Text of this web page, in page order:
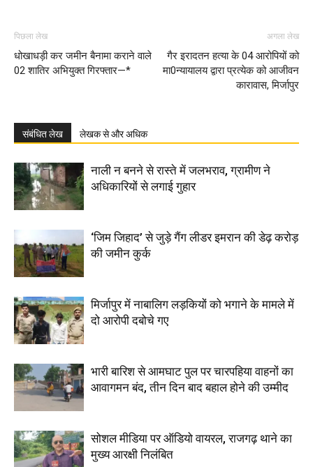
पिछला लेख
धोखाधड़ी कर जमीन बैनामा कराने वाले
02 शातिर अभियुक्त गिरफ्तार—*
अगला लेख
गैर इरादतन हत्या के 04 आरोपियों को
मा0न्यायालय द्वारा प्रत्येक को आजीवन
कारावास, मिर्जापुर
संबंधित लेख लेखक से और अधिक
नाली न बनने से रास्ते में जलभराव, ग्रामीण ने
अधिकारियों से लगाई गुहार
‘जिम जिहाद’ से जुड़े गैंग लीडर इमरान की डेढ़ करोड़
की जमीन कुर्क
मिर्जापुर में नाबालिग लड़कियों को भगाने के मामले में
दो आरोपी दबोचे गए
भारी बारिश से आमघाट पुल पर चारपहिया वाहनों का
आवागमन बंद, तीन दिन बाद बहाल होने की उम्मीद
सोशल मीडिया पर ऑडियो वायरल, राजगढ़ थाने का
मुख्य आरक्षी निलंबित